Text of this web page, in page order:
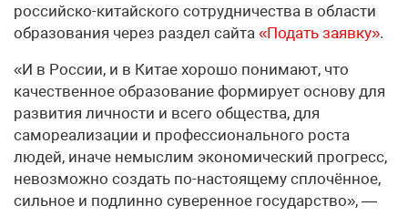
российско-китайского сотрудничества в области
образования через раздел сайта «Подать заявку».
«И в России, и в Китае хорошо понимают, что
качественное образование формирует основу для
развития личности и всего общества, для
самореализации и профессионального роста
людей, иначе немыслим экономический прогресс,
невозможно создать по-настоящему сплочённое,
сильное и подлинно суверенное государство», —